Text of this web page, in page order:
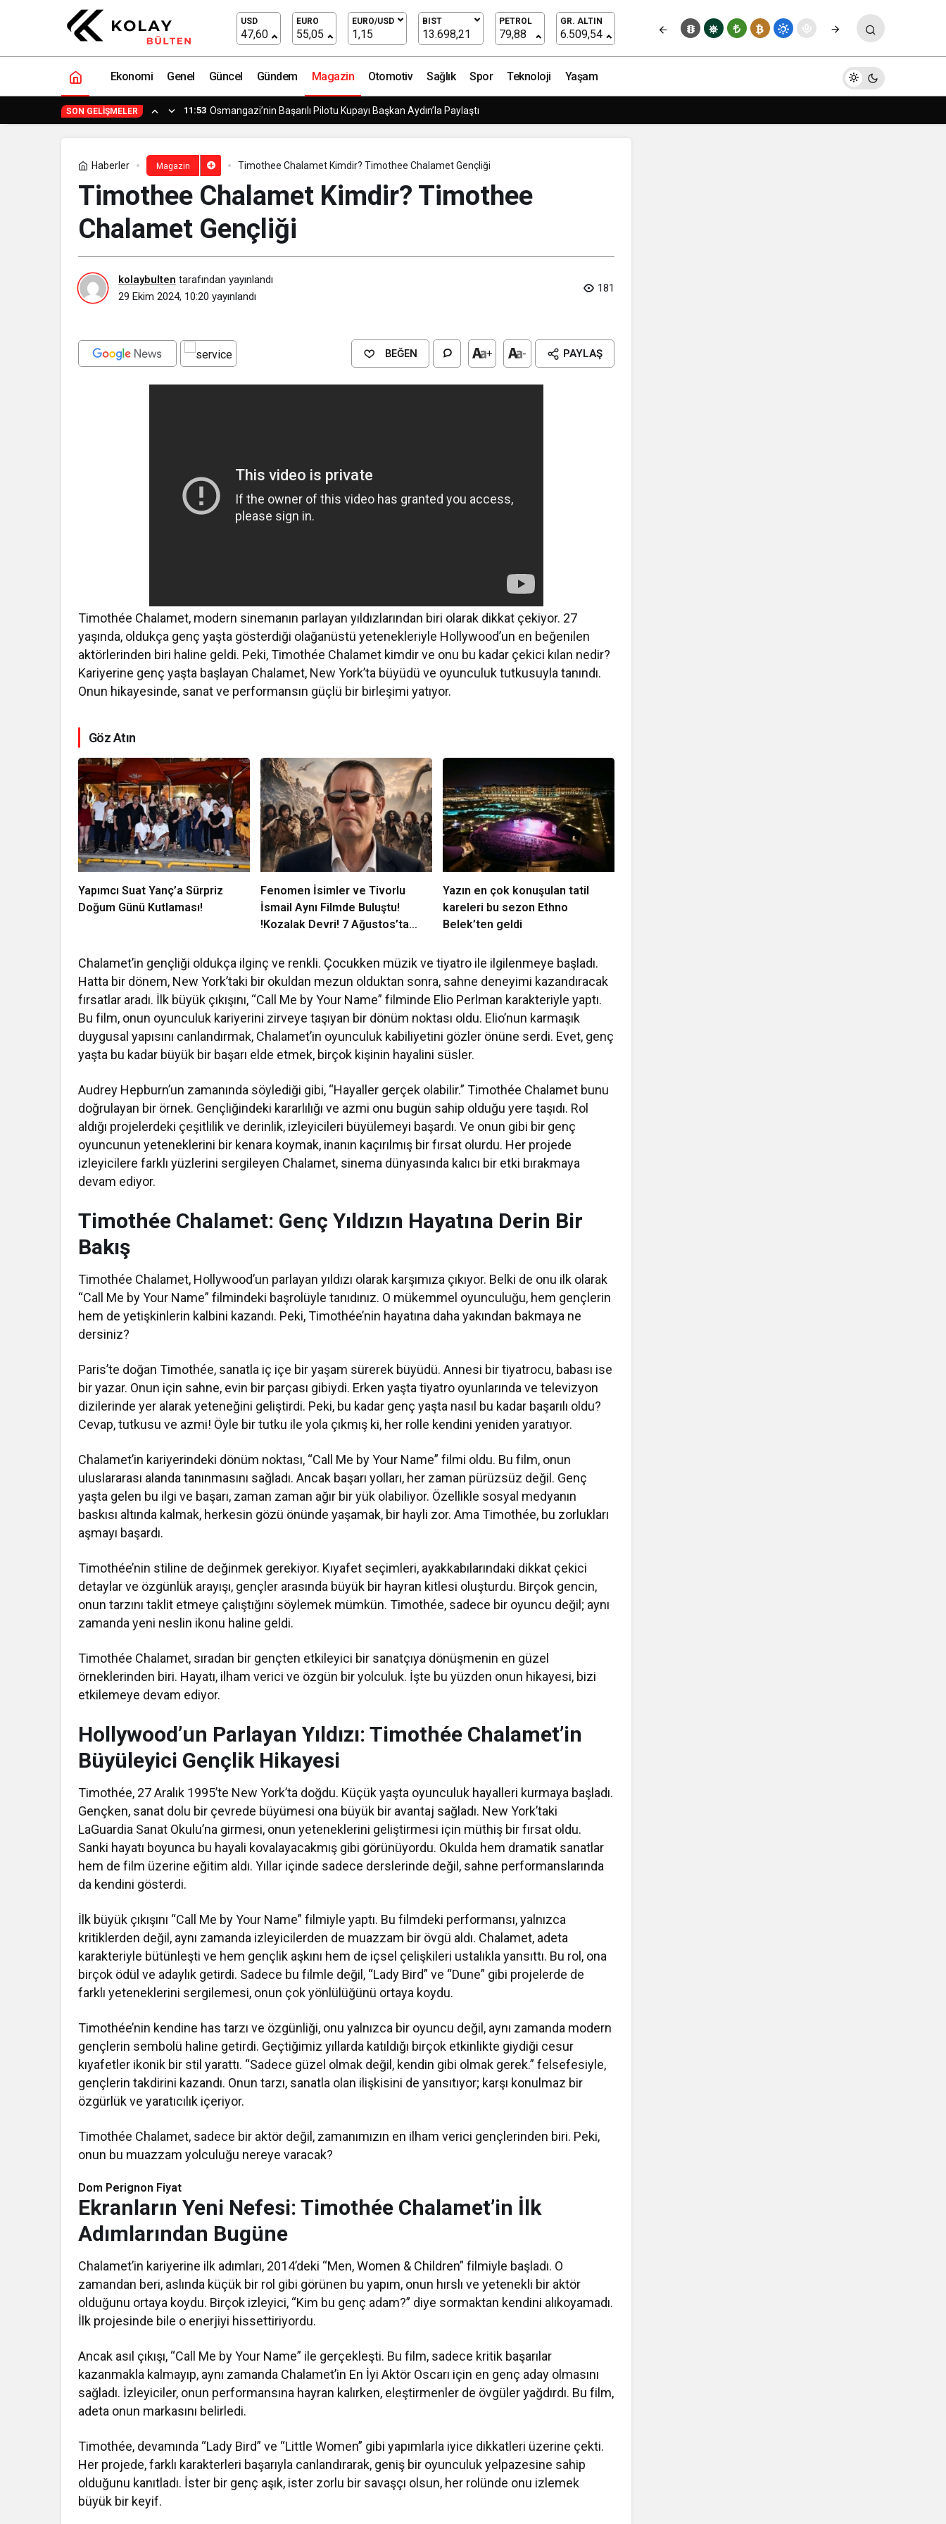
USD
47,60
EURO
55,05
EURO/USD
1,15
BIST
13.698,21
PETROL
79,88
GR. ALTIN
6.509,54
Ekonomi Genel Güncel Gündem Magazin Otomotiv Sağlık Spor Teknoloji Yaşam
SON GELIŞMELER 11:53 Osmangazi’nin Başarılı Pilotu Kupayı Başkan Aydın’la Paylaştı
Haberler Magazin Timothee Chalamet Kimdir? Timothee Chalamet Gençliği
Timothee Chalamet Kimdir? Timothee
Chalamet Gençliği
kolaybulten tarafından yayınlandı
29 Ekim 2024, 10:20 yayınlandı
181
BEĞEN + - PAYLAŞ
Timothée Chalamet, modern sinemanın parlayan yıldızlarından biri olarak dikkat çekiyor. 27
yaşında, oldukça genç yaşta gösterdiği olağanüstü yetenekleriyle Hollywood’un en beğenilen
aktörlerinden biri haline geldi. Peki, Timothée Chalamet kimdir ve onu bu kadar çekici kılan nedir?
Kariyerine genç yaşta başlayan Chalamet, New York’ta büyüdü ve oyunculuk tutkusuyla tanındı.
Onun hikayesinde, sanat ve performansın güçlü bir birleşimi yatıyor.
Göz Atın
Yapımcı Suat Yanç’a Sürpriz
Doğum Günü Kutlaması!
Fenomen İsimler ve Tivorlu
İsmail Aynı Filmde Buluştu!
!Kozalak Devri! 7 Ağustos’ta
Yazın en çok konuşulan tatil
kareleri bu sezon Ethno
Belek’ten geldi
Chalamet’in gençliği oldukça ilginç ve renkli. Çocukken müzik ve tiyatro ile ilgilenmeye başladı.
Hatta bir dönem, New York’taki bir okuldan mezun olduktan sonra, sahne deneyimi kazandıracak
fırsatlar aradı. İlk büyük çıkışını, “Call Me by Your Name” filminde Elio Perlman karakteriyle yaptı.
Bu film, onun oyunculuk kariyerini zirveye taşıyan bir dönüm noktası oldu. Elio’nun karmaşık
duygusal yapısını canlandırmak, Chalamet’in oyunculuk kabiliyetini gözler önüne serdi. Evet, genç
yaşta bu kadar büyük bir başarı elde etmek, birçok kişinin hayalini süsler.
Audrey Hepburn’un zamanında söylediği gibi, “Hayaller gerçek olabilir.” Timothée Chalamet bunu
doğrulayan bir örnek. Gençliğindeki kararlılığı ve azmi onu bugün sahip olduğu yere taşıdı. Rol
aldığı projelerdeki çeşitlilik ve derinlik, izleyicileri büyülemeyi başardı. Ve onun gibi bir genç
oyuncunun yeteneklerini bir kenara koymak, inanın kaçırılmış bir fırsat olurdu. Her projede
izleyicilere farklı yüzlerini sergileyen Chalamet, sinema dünyasında kalıcı bir etki bırakmaya
devam ediyor.
Timothée Chalamet: Genç Yıldızın Hayatına Derin Bir
Bakış
Timothée Chalamet, Hollywood’un parlayan yıldızı olarak karşımıza çıkıyor. Belki de onu ilk olarak
“Call Me by Your Name” filmindeki başrolüyle tanıdınız. O mükemmel oyunculuğu, hem gençlerin
hem de yetişkinlerin kalbini kazandı. Peki, Timothée’nin hayatına daha yakından bakmaya ne
dersiniz?
Paris’te doğan Timothée, sanatla iç içe bir yaşam sürerek büyüdü. Annesi bir tiyatrocu, babası ise
bir yazar. Onun için sahne, evin bir parçası gibiydi. Erken yaşta tiyatro oyunlarında ve televizyon
dizilerinde yer alarak yeteneğini geliştirdi. Peki, bu kadar genç yaşta nasıl bu kadar başarılı oldu?
Cevap, tutkusu ve azmi! Öyle bir tutku ile yola çıkmış ki, her rolle kendini yeniden yaratıyor.
Chalamet’in kariyerindeki dönüm noktası, “Call Me by Your Name” filmi oldu. Bu film, onun
uluslararası alanda tanınmasını sağladı. Ancak başarı yolları, her zaman pürüzsüz değil. Genç
yaşta gelen bu ilgi ve başarı, zaman zaman ağır bir yük olabiliyor. Özellikle sosyal medyanın
baskısı altında kalmak, herkesin gözü önünde yaşamak, bir hayli zor. Ama Timothée, bu zorlukları
aşmayı başardı.
Timothée’nin stiline de değinmek gerekiyor. Kıyafet seçimleri, ayakkabılarındaki dikkat çekici
detaylar ve özgünlük arayışı, gençler arasında büyük bir hayran kitlesi oluşturdu. Birçok gencin,
onun tarzını taklit etmeye çalıştığını söylemek mümkün. Timothée, sadece bir oyuncu değil; aynı
zamanda yeni neslin ikonu haline geldi.
Timothée Chalamet, sıradan bir gençten etkileyici bir sanatçıya dönüşmenin en güzel
örneklerinden biri. Hayatı, ilham verici ve özgün bir yolculuk. İşte bu yüzden onun hikayesi, bizi
etkilemeye devam ediyor.
Hollywood’un Parlayan Yıldızı: Timothée Chalamet’in
Büyüleyici Gençlik Hikayesi
Timothée, 27 Aralık 1995’te New York’ta doğdu. Küçük yaşta oyunculuk hayalleri kurmaya başladı.
Gençken, sanat dolu bir çevrede büyümesi ona büyük bir avantaj sağladı. New York’taki
LaGuardia Sanat Okulu’na girmesi, onun yeteneklerini geliştirmesi için müthiş bir fırsat oldu.
Sanki hayatı boyunca bu hayali kovalayacakmış gibi görünüyordu. Okulda hem dramatik sanatlar
hem de film üzerine eğitim aldı. Yıllar içinde sadece derslerinde değil, sahne performanslarında
da kendini gösterdi.
İlk büyük çıkışını “Call Me by Your Name” filmiyle yaptı. Bu filmdeki performansı, yalnızca
kritiklerden değil, aynı zamanda izleyicilerden de muazzam bir övgü aldı. Chalamet, adeta
karakteriyle bütünleşti ve hem gençlik aşkını hem de içsel çelişkileri ustalıkla yansıttı. Bu rol, ona
birçok ödül ve adaylık getirdi. Sadece bu filmle değil, “Lady Bird” ve “Dune” gibi projelerde de
farklı yeteneklerini sergilemesi, onun çok yönlülüğünü ortaya koydu.
Timothée’nin kendine has tarzı ve özgünliği, onu yalnızca bir oyuncu değil, aynı zamanda modern
gençlerin sembolü haline getirdi. Geçtiğimiz yıllarda katıldığı birçok etkinlikte giydiği cesur
kıyafetler ikonik bir stil yarattı. “Sadece güzel olmak değil, kendin gibi olmak gerek.” felsefesiyle,
gençlerin takdirini kazandı. Onun tarzı, sanatla olan ilişkisini de yansıtıyor; karşı konulmaz bir
özgürlük ve yaratıcılık içeriyor.
Timothée Chalamet, sadece bir aktör değil, zamanımızın en ilham verici gençlerinden biri. Peki,
onun bu muazzam yolculuğu nereye varacak?
Dom Perignon Fiyat
Ekranların Yeni Nefesi: Timothée Chalamet’in İlk
Adımlarından Bugüne
Chalamet’in kariyerine ilk adımları, 2014’deki “Men, Women & Children” filmiyle başladı. O
zamandan beri, aslında küçük bir rol gibi görünen bu yapım, onun hırslı ve yetenekli bir aktör
olduğunu ortaya koydu. Birçok izleyici, “Kim bu genç adam?” diye sormaktan kendini alıkoyamadı.
İlk projesinde bile o enerjiyi hissettiriyordu.
Ancak asıl çıkışı, “Call Me by Your Name” ile gerçekleşti. Bu film, sadece kritik başarılar
kazanmakla kalmayıp, aynı zamanda Chalamet’in En İyi Aktör Oscarı için en genç aday olmasını
sağladı. İzleyiciler, onun performansına hayran kalırken, eleştirmenler de övgüler yağdırdı. Bu film,
adeta onun markasını belirledi.
Timothée, devamında “Lady Bird” ve “Little Women” gibi yapımlarla iyice dikkatleri üzerine çekti.
Her projede, farklı karakterleri başarıyla canlandırarak, geniş bir oyunculuk yelpazesine sahip
olduğunu kanıtladı. İster bir genç aşık, ister zorlu bir savaşçı olsun, her rolünde onu izlemek
büyük bir keyif.
Timothee Chalamet Kimdir? Timothee Chalamet Gençliği Yorum Yap